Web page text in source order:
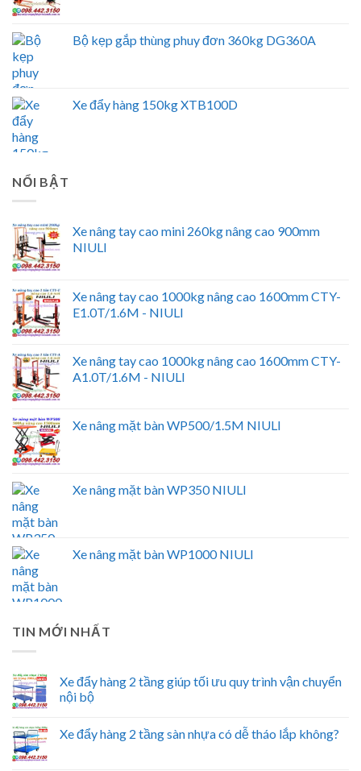
Bộ kẹp gắp thùng phuy đơn 360kg DG360A
Xe đẩy hàng 150kg XTB100D
NỔI BẬT
Xe nâng tay cao mini 260kg nâng cao 900mm
NIULI
Xe nâng tay cao 1000kg nâng cao 1600mm CTY-
E1.0T/1.6M - NIULI
Xe nâng tay cao 1000kg nâng cao 1600mm CTY-
A1.0T/1.6M - NIULI
Xe nâng mặt bàn WP500/1.5M NIULI
Xe nâng mặt bàn WP350 NIULI
Xe nâng mặt bàn WP1000 NIULI
TIN MỚI NHẤT
Xe đẩy hàng 2 tầng giúp tối ưu quy trình vận chuyển
nội bộ
Xe đẩy hàng 2 tầng sàn nhựa có dễ tháo lắp không?